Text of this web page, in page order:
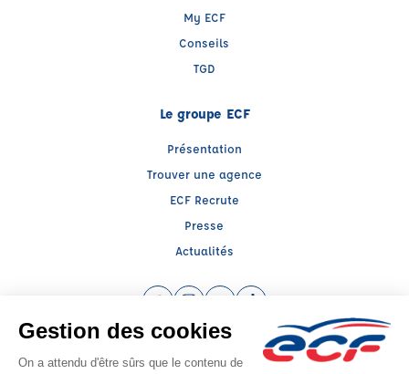
My ECF
Conseils
TGD
Le groupe ECF
Présentation
Trouver une agence
ECF Recrute
Presse
Actualités
Facebook (nouvelle fenêtre)
Instagram (nouvelle fenêtre)
YouTube (nouvelle fenêtre)
TikTok (nouvelle fenêtre)
Raison sociale : SUD PREVENTION SECURITE GRAND PUBLIC - Capital social:
139239€